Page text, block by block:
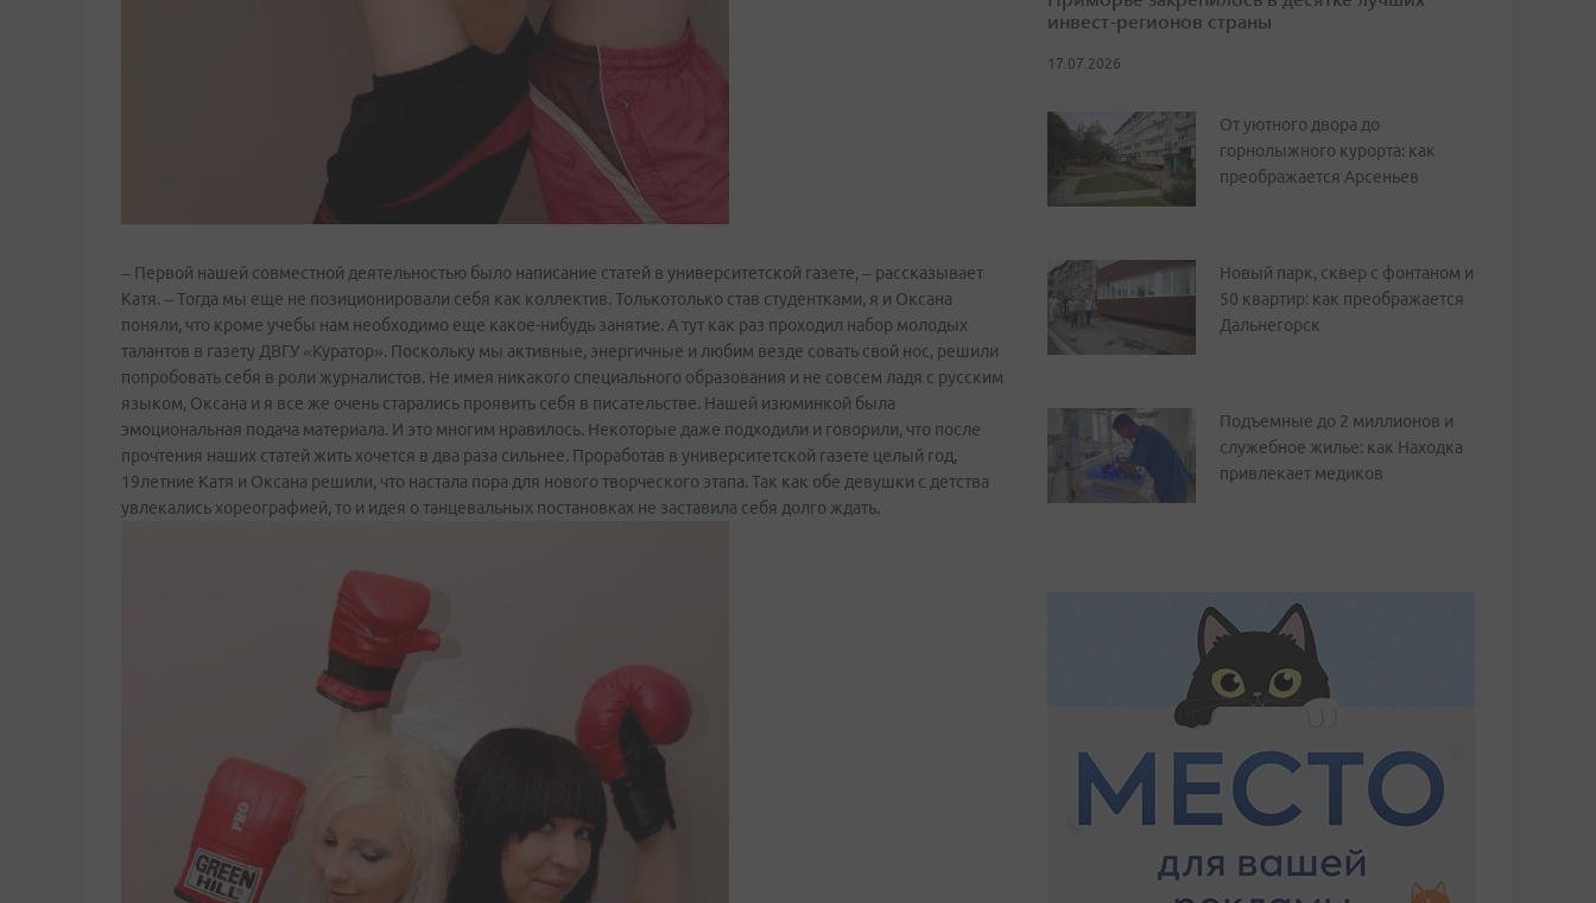
– Первой нашей совместной деятельностью было написание статей в университетской газете, – рассказывает
Катя. – Тогда мы еще не позиционировали себя как коллектив. Только­только став студентками, я и Оксана
поняли, что кроме учебы нам необходимо еще какое­-нибудь занятие. А тут как раз проходил набор молодых
талантов в газету ДВГУ «Куратор». Поскольку мы активные, энергичные и любим везде совать свой нос, решили
попробовать себя в роли журналистов. Не имея никакого специального образования и не совсем ладя с русским
языком, Оксана и я все же очень старались проявить себя в писательстве. Нашей изюминкой была
эмоциональная подача материала. И это многим нравилось. Некоторые даже подходили и говорили, что после
прочтения наших статей жить хочется в два раза сильнее. Проработав в университетской газете целый год,
19летние Катя и Оксана решили, что настала пора для нового творческого этапа. Так как обе девушки с детства
увлекались хореографией, то и идея о танцевальных постановках не заставила себя долго ждать.
инвест-регионов страны
17.07.2026
От уютного двора до
горнолыжного курорта: как
преображается Арсеньев
Новый парк, сквер с фонтаном и
50 квартир: как преображается
Дальнегорск
Подъемные до 2 миллионов и
служебное жилье: как Находка
привлекает медиков